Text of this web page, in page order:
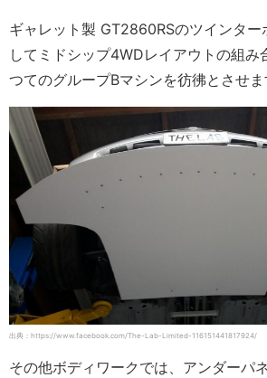
ギャレット製 GT2860RSのツインター
してミドシップ4WDレイアウトの組み
つてのグループBマシンを彷彿とさせま
出典：https://www.facebook.com/The-Lab-Limited-116151441817924/
その他ボディワークでは、アンダーパ